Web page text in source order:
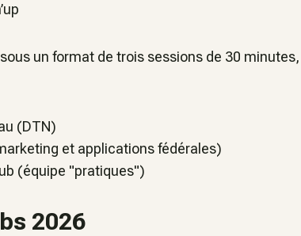
un format de trois sessions de 30 minutes,
(DTN)
et applications fédérales)
(équipe "pratiques")
2026